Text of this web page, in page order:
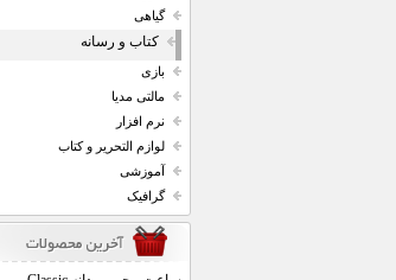
گیاهی
کتاب و رسانه
بازی
مالتی مدیا
نرم افزار
لوازم التحریر و کتاب
آموزشی
گرافیک